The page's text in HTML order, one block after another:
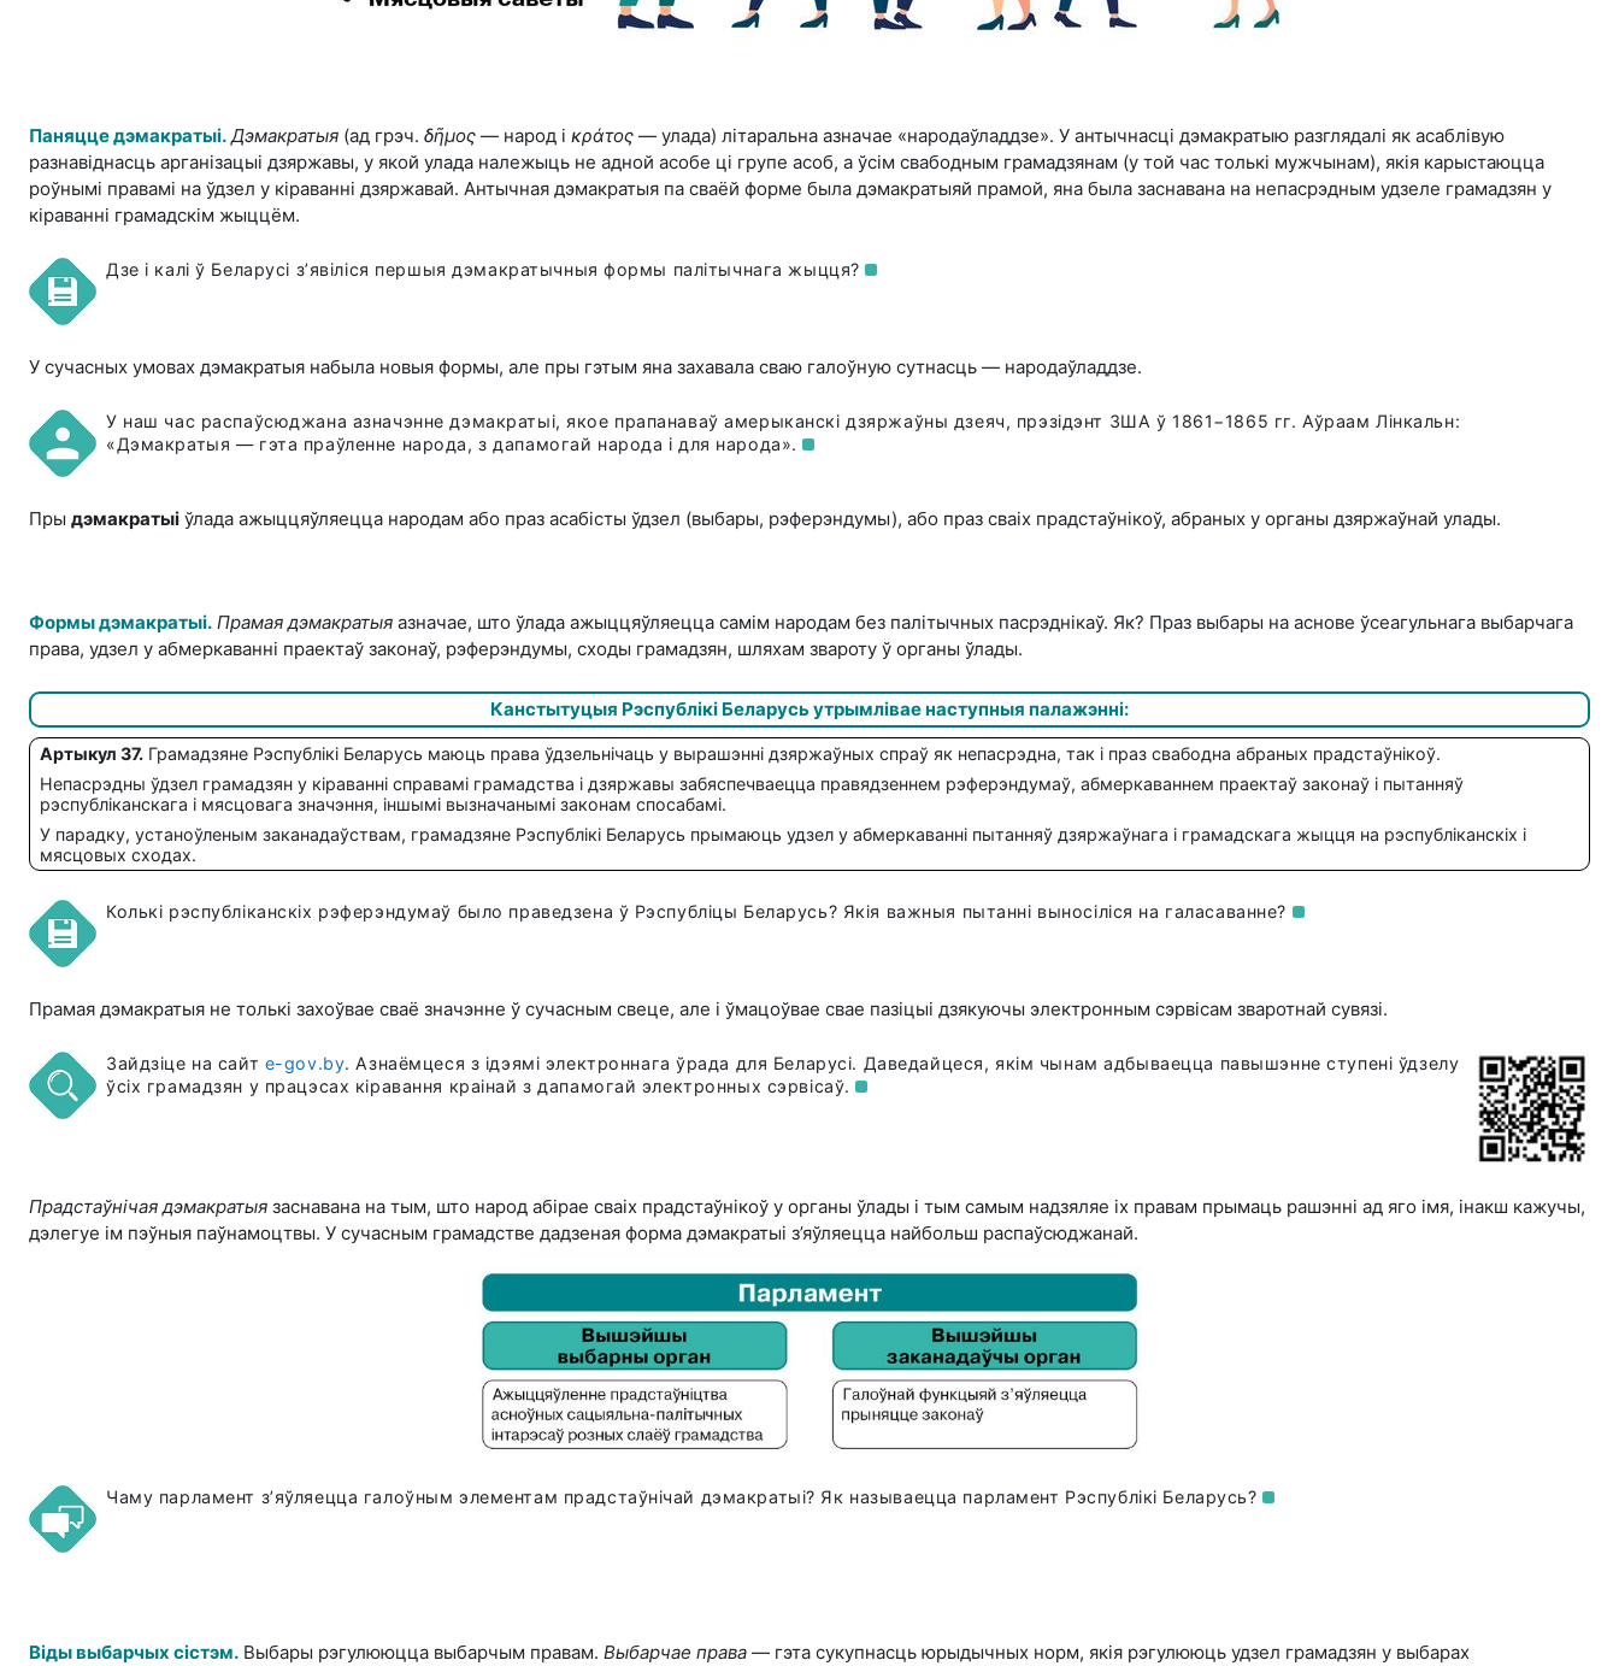
Паняцце дэмакратыі. Дэмакратыя (ад грэч. δῆμος — народ і κράτος — улада) літаральна азначае «народаўладдзе». У антычнасці дэмакратыю разглядалі як асаблівую
разнавіднасць арганізацыі дзяржавы, у якой улада належыць не адной асобе ці групе асоб, а ўсім свабодным грамадзянам (у той час толькі мужчынам), якія карыстаюцца
роўнымі правамі на ўдзел у кіраванні дзяржавай. Антычная дэмакратыя па сваёй форме была дэмакратыяй прамой, яна была заснавана на непасрэдным удзеле грамадзян у
кіраванні грамадскім жыццём.
Дзе і калі ў Беларусі з’явіліся першыя дэмакратычныя формы палітычнага жыцця?
У сучасных умовах дэмакратыя набыла новыя формы, але пры гэтым яна захавала сваю галоўную сутнасць — народаўладдзе.
У наш час распаўсюджана азначэнне дэмакратыі, якое прапанаваў амерыканскі дзяржаўны дзеяч, прэзідэнт ЗША ў 1861−1865 гг. Аўраам Лінкальн:
«Дэмакратыя — гэта праўленне народа, з дапамогай народа і для народа».
Пры дэмакратыі ўлада ажыццяўляецца народам або праз асабісты ўдзел (выбары, рэферэндумы), або праз сваіх прадстаўнікоў, абраных у органы дзяржаўнай улады.
Формы дэмакратыі. Прамая дэмакратыя азначае, што ўлада ажыццяўляецца самім народам без палітычных пасрэднікаў. Як? Праз выбары на аснове ўсеагульнага выбарчага
права, удзел у абмеркаванні праектаў законаў, рэферэндумы, сходы грамадзян, шляхам звароту ў органы ўлады.
Канстытуцыя Рэспублікі Беларусь утрымлівае наступныя палажэнні:
Артыкул 37. Грамадзяне Рэспублікі Беларусь маюць права ўдзельнічаць у вырашэнні дзяржаўных спраў як непасрэдна, так і праз свабодна абраных прадстаўнікоў.
Непасрэдны ўдзел грамадзян у кіраванні справамі грамадства і дзяржавы забяспечваецца правядзеннем рэферэндумаў, абмеркаваннем праектаў законаў і пытанняў
рэспубліканскага і мясцовага значэння, іншымі вызначанымі законам спосабамі.
У парадку, устаноўленым заканадаўствам, грамадзяне Рэспублікі Беларусь прымаюць удзел у абмеркаванні пытанняў дзяржаўнага і грамадскага жыцця на рэспубліканскіх і
мясцовых сходах.
Колькі рэспубліканскіх рэферэндумаў было праведзена ў Рэспубліцы Беларусь? Якія важныя пытанні выносіліся на галасаванне?
Прамая дэмакратыя не толькі захоўвае сваё значэнне ў сучасным свеце, але і ўмацоўвае свае пазіцыі дзякуючы электронным сэрвісам зваротнай сувязі.
Зайдзіце на сайт e-gov.by. Азнаёмцеся з ідэямі электроннага ўрада для Беларусі. Даведайцеся, якім чынам адбываецца павышэнне ступені ўдзелу
ўсіх грамадзян у працэсах кіравання краінай з дапамогай электронных сэрвісаў.
Прадстаўнічая дэмакратыя заснавана на тым, што народ абірае сваіх прадстаўнікоў у органы ўлады і тым самым надзяляе іх правам прымаць рашэнні ад яго імя, інакш кажучы,
дэлегуе ім пэўныя паўнамоцтвы. У сучасным грамадстве дадзеная форма дэмакратыі з’яўляецца найбольш распаўсюджанай.
Чаму парламент з’яўляецца галоўным элементам прадстаўнічай дэмакратыі? Як называецца парламент Рэспублікі Беларусь?
Віды выбарчых сістэм. Выбары рэгулююцца выбарчым правам. Выбарчае права — гэта сукупнасць юрыдычных норм, якія рэгулююць удзел грамадзян у выбарах